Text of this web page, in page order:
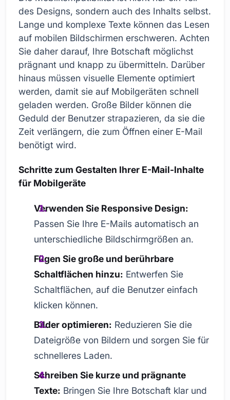
des Designs, sondern auch des Inhalts selbst.
Lange und komplexe Texte können das Lesen
auf mobilen Bildschirmen erschweren. Achten
Sie daher darauf, Ihre Botschaft möglichst
prägnant und knapp zu übermitteln. Darüber
hinaus müssen visuelle Elemente optimiert
werden, damit sie auf Mobilgeräten schnell
geladen werden. Große Bilder können die
Geduld der Benutzer strapazieren, da sie die
Zeit verlängern, die zum Öffnen einer E-Mail
benötigt wird.
Schritte zum Gestalten Ihrer E-Mail-Inhalte
für Mobilgeräte
Verwenden Sie Responsive Design:
Passen Sie Ihre E-Mails automatisch an
unterschiedliche Bildschirmgrößen an.
Fügen Sie große und berührbare
Schaltflächen hinzu: Entwerfen Sie
Schaltflächen, auf die Benutzer einfach
klicken können.
Bilder optimieren: Reduzieren Sie die
Dateigröße von Bildern und sorgen Sie für
schnelleres Laden.
Schreiben Sie kurze und prägnante
Texte: Bringen Sie Ihre Botschaft klar und